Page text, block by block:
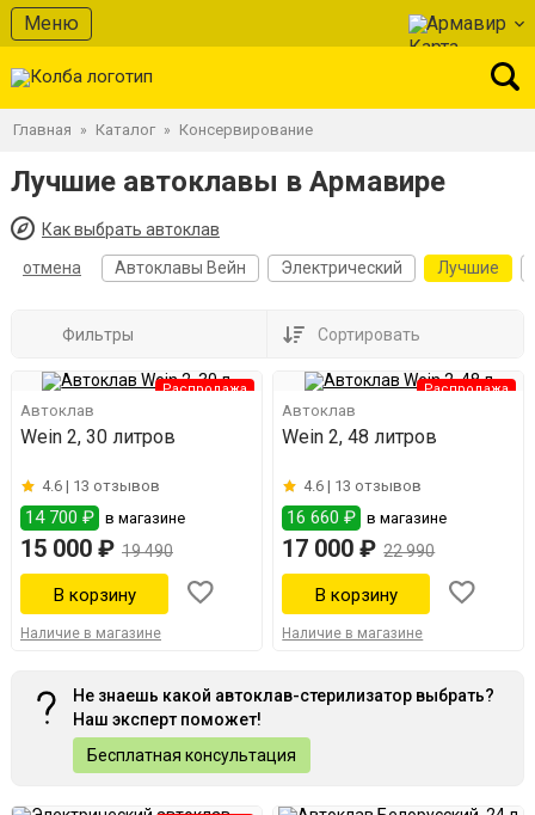
Меню Армавир
Главная » Каталог » Консервирование
Лучшие автоклавы в Армавире
Как выбрать автоклав
отмена
Автоклавы Вейн Электрический Лучшие
Фильтры Сортировать
Распродажа
Автоклав
Wein 2, 30 литров
4.6 | 13 отзывов
14 700 ₽ в магазине
15 000 ₽ 19 490
Наличие в магазине
Распродажа
Автоклав
Wein 2, 48 литров
4.6 | 13 отзывов
16 660 ₽ в магазине
17 000 ₽ 22 990
Наличие в магазине
Не знаешь какой автоклав-стерилизатор выбрать?
Наш эксперт поможет!
Бесплатная консультация